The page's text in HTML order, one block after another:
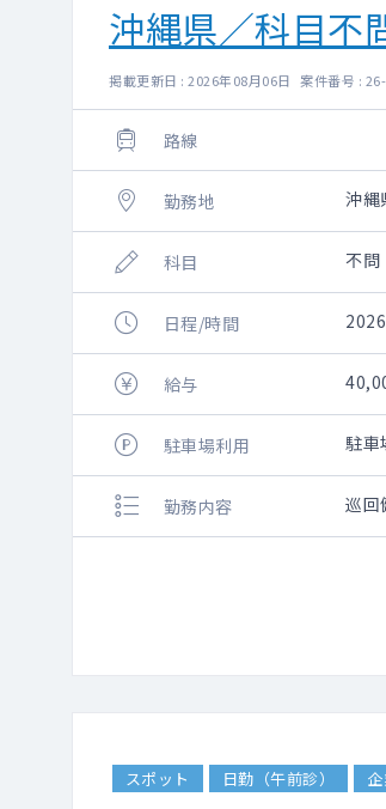
沖縄県／科目不
掲載更新日 : 2026年08月06日 案件番号 :
路線
勤務地 沖縄
科目 不問
日程/時間
給与
駐車場利用 駐車
勤務内容 巡回
スポット 日勤（午前診）